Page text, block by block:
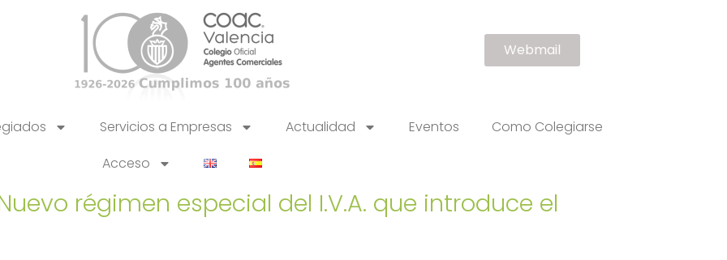
Webmail
Servicios a Empresas Actualidad Eventos
Como Colegiarse
Acceso
régimen especial del I.V.A. que introduce el